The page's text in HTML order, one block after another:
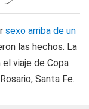
sexo arriba de un
las hechos. La
viaje de Copa
Santa Fe.